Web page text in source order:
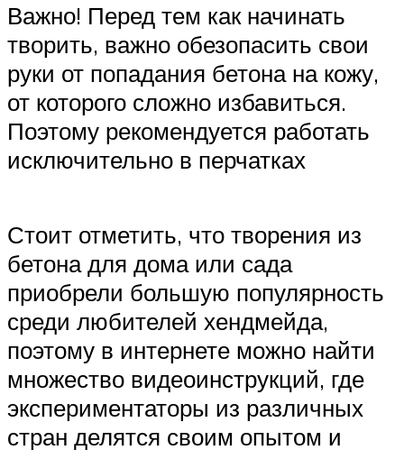
Важно! Перед тем как начинать
творить, важно обезопасить свои
руки от попадания бетона на кожу,
от которого сложно избавиться.
Поэтому рекомендуется работать
исключительно в перчатках
Стоит отметить, что творения из
бетона для дома или сада
приобрели большую популярность
среди любителей хендмейда,
поэтому в интернете можно найти
множество видеоинструкций, где
экспериментаторы из различных
стран делятся своим опытом и